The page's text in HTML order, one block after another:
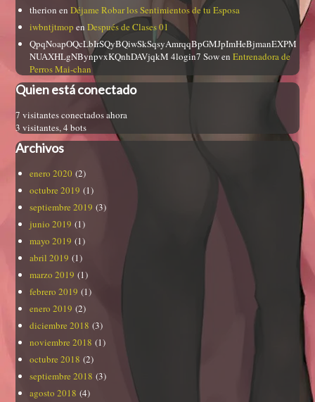
therion enDéjame Robar los Sentimientos de tu Esposa
iwbntjtmop enDespués de Clases 01
QpqNoapOQcLbIrSQyBQiwSkSqsyAmrqqBpGMJpImHeBjmanEXPM
NUAXHLgNBynpvxKQnhDAVjqkM 4login7 SowenEntrenadora de
Perros Mai-chan
Quien está conectado
7 visitantes conectados ahora
3 visitantes, 4 bots
Archivos
enero 2020 (2)
octubre 2019 (1)
septiembre 2019 (3)
junio 2019 (1)
mayo 2019 (1)
abril 2019 (1)
marzo 2019 (1)
febrero 2019 (1)
enero 2019 (2)
diciembre 2018 (3)
noviembre 2018 (1)
octubre 2018 (2)
septiembre 2018 (3)
agosto 2018 (4)